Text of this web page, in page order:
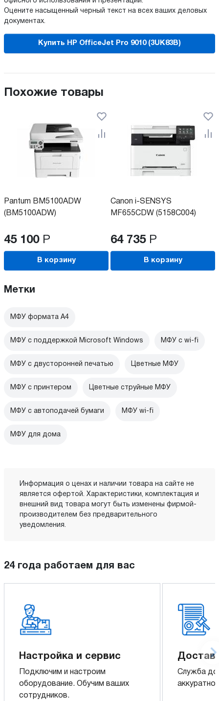
Оцените насыщенный черный текст на всех ваших деловых
документах.
Купить HP OfficeJet Pro 9010 (3UK83B)
Похожие товары
Pantum BM5100ADW
(BM5100ADW)
45 100 Р
В корзину
Canon i-SENSYS
MF655CDW (5158C004)
64 735 Р
В корзину
Метки
МФУ формата А4
МФУ с поддержкой Microsoft Windows МФУ c wi-fi
МФУ с двусторонней печатью Цветные МФУ
МФУ с принтером Цветные струйные МФУ
МФУ с автоподачей бумаги МФУ wi-fi
МФУ для дома
Информация о ценах и наличии товара на сайте не
является офертой. Характеристики, комплектация и
внешний вид товара могут быть изменены фирмой-
производителем без предварительного
уведомления.
24 года работаем для вас
Настройка и сервис
Подключим и настроим
оборудование. Обучим ваших
сотрудников.
Служба
аккуратно